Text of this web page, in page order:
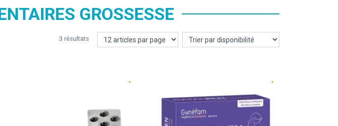
GROSSESSE
3 résultats